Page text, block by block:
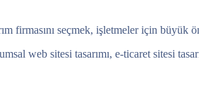
seçmek, işletmeler için büyük
web sitesi tasarımı, e-ticaret sitesi